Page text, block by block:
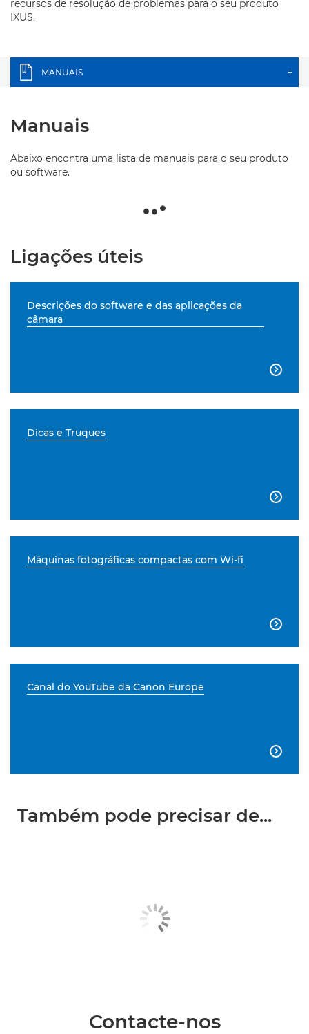
recursos de resolução de problemas para o seu produto
IXUS.
MANUAIS +
Manuais
Abaixo encontra uma lista de manuais para o seu produto
ou software.
Ligações úteis
Descrições do software e das aplicações da
câmara

Dicas e Truques

Máquinas fotográficas compactas com Wi-fi

Canal do YouTube da Canon Europe

Também pode precisar de...
Contacte-nos